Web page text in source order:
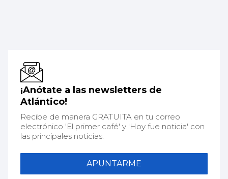
¡Anótate a las newsletters de
Atlántico!
Recibe de manera GRATUITA en tu correo
electrónico 'El primer café' y 'Hoy fue noticia' con
las principales noticias.
APUNTARME